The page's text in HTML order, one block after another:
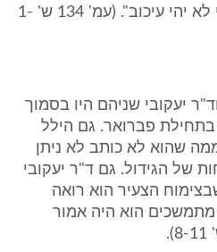
העיכוב. אני אומר שלדעתי לא יהי עיכוב". (עמ' 134 ש' 1-
יעקובי שניהם היו בסמוך
בתחילת פברואר. גם הילל
שהוא לא כותב לא ניתן
של הגידול. גם ד"ר יעקובי
הצעיר הוא רואה
מתמשכים הוא היה אמור